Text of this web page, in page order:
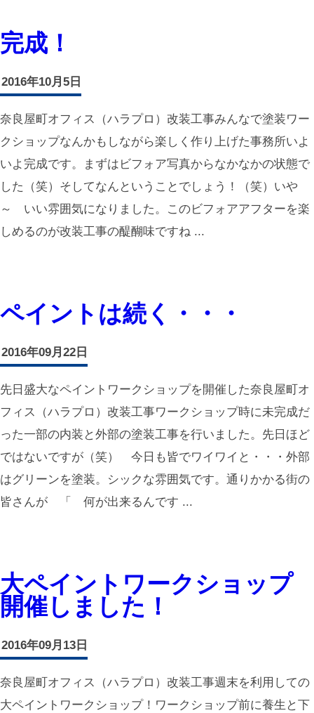
完成！
2016年10月5日
奈良屋町オフィス（ハラプロ）改装工事みんなで塗装ワー
クショップなんかもしながら楽しく作り上げた事務所いよ
いよ完成です。まずはビフォア写真からなかなかの状態で
した（笑）そしてなんということでしょう！（笑）いや
～ いい雰囲気になりました。このビフォアアフターを楽
しめるのが改装工事の醍醐味ですね ...
ペイントは続く・・・
2016年09月22日
先日盛大なペイントワークショップを開催した奈良屋町オ
フィス（ハラプロ）改装工事ワークショップ時に未完成だ
った一部の内装と外部の塗装工事を行いました。先日ほど
ではないですが（笑） 今日も皆でワイワイと・・・外部
はグリーンを塗装。シックな雰囲気です。通りかかる街の
皆さんが 「 何が出来るんです ...
大ペイントワークショップ
開催しました！
2016年09月13日
奈良屋町オフィス（ハラプロ）改装工事週末を利用しての
大ペイントワークショップ！ワークショップ前に養生と下